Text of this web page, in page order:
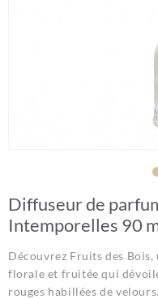
Diffuseur de
Intemporelles 90
Découvrez Fruits des
florale et fruitée qui
rouges habillées de